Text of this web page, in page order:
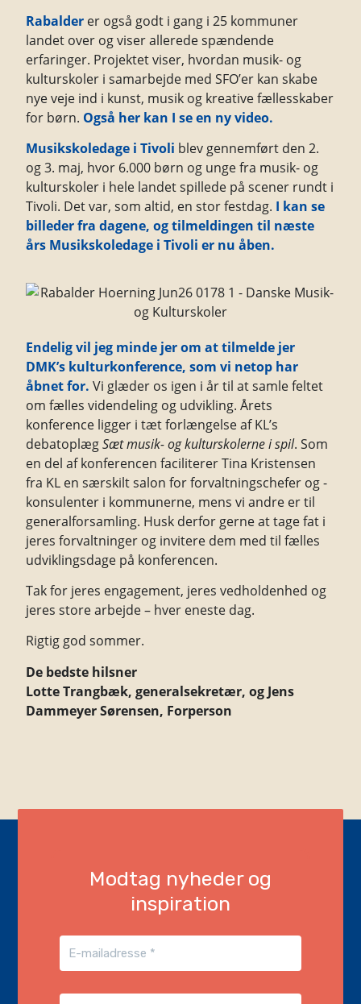
Rabalder er også godt i gang i 25 kommuner
landet over og viser allerede spændende
erfaringer. Projektet viser, hvordan musik- og
kulturskoler i samarbejde med SFO’er kan skabe
nye veje ind i kunst, musik og kreative fællesskaber
for børn. Også her kan I se en ny video.
Musikskoledage i Tivoli blev gennemført den 2.
og 3. maj, hvor 6.000 børn og unge fra musik- og
kulturskoler i hele landet spillede på scener rundt i
Tivoli. Det var, som altid, en stor festdag. I kan se
billeder fra dagene, og tilmeldingen til næste
års Musikskoledage i Tivoli er nu åben.
Endelig vil jeg minde jer om at tilmelde jer
DMK’s kulturkonference, som vi netop har
åbnet for. Vi glæder os igen i år til at samle feltet
om fælles videndeling og udvikling. Årets
konference ligger i tæt forlængelse af KL’s
debatoplægSæt musik- og kulturskolerne i spil. Som
en del af konferencen faciliterer Tina Kristensen
fra KL en særskilt salon for forvaltningschefer og -
konsulenter i kommunerne, mens vi andre er til
generalforsamling. Husk derfor gerne at tage fat i
jeres forvaltninger og invitere dem med til fælles
udviklingsdage på konferencen.
Tak for jeres engagement, jeres vedholdenhed og
jeres store arbejde – hver eneste dag.
Rigtig god sommer.
De bedste hilsner
Lotte Trangbæk, generalsekretær, og Jens
Dammeyer Sørensen, Forperson
Modtag nyheder og
inspiration